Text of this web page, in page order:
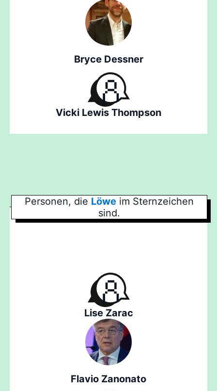
Bryce Dessner
Vicki Lewis Thompson
Personen, die Löwe im Sternzeichen
sind.
Lise Zarac
Flavio Zanonato